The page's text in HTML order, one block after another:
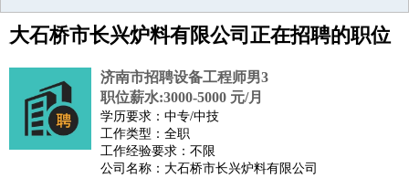
大石桥市长兴炉料有限公司正在招聘的职位
济南市招聘设备工程师男3
职位薪水:3000-5000 元/月
学历要求：中专/中技
工作类型：全职
工作经验要求：不限
公司名称：大石桥市长兴炉料有限公司